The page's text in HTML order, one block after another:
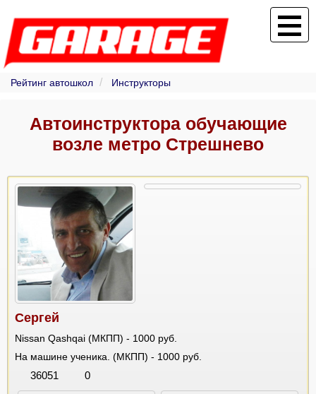
Рейтинг автошкол Инструкторы
Автоинструктора обучающие
возле метро Стрешнево
Сергей
Nissan Qashqai (МКПП) - 1000 руб.
На машине ученика. (МКПП) - 1000 руб.
36051 0